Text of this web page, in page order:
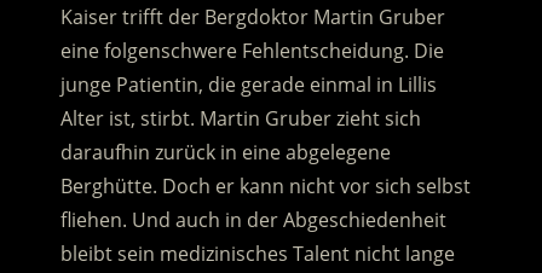
Kaiser trifft der Bergdoktor Martin Gruber
eine folgenschwere Fehlentscheidung. Die
junge Patientin, die gerade einmal in Lillis
Alter ist, stirbt. Martin Gruber zieht sich
daraufhin zurück in eine abgelegene
Berghütte. Doch er kann nicht vor sich selbst
fliehen. Und auch in der Abgeschiedenheit
bleibt sein medizinisches Talent nicht lange